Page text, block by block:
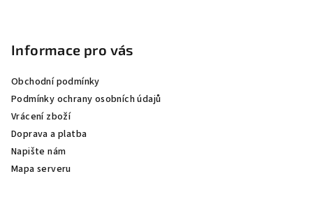
Informace pro vás
Obchodní podmínky
Podmínky ochrany osobních údajů
Vrácení zboží
Doprava a platba
Napište nám
Mapa serveru